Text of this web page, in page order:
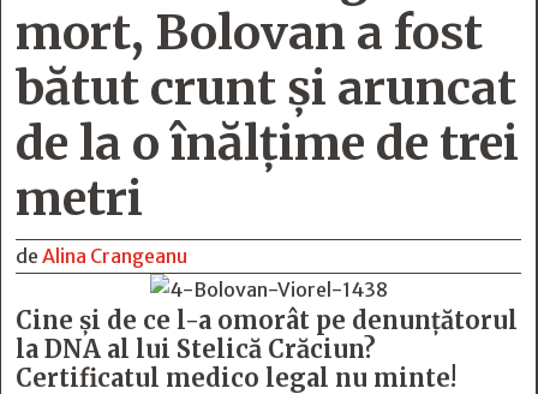
mort, Bolovan a fost
bătut crunt şi aruncat
de la o înălţime de trei
metri
de Alina Crangeanu
Cine şi de ce l-a omorât pe denunţătorul
la DNA al lui Stelică Crăciun?
Certificatul medico legal nu minte!